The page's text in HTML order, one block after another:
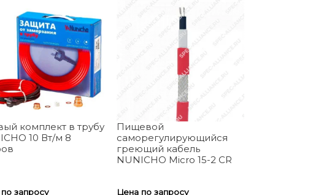
комплект в трубу
10 Вт/м 8
запросу
Пищевой
саморегулирующийся
греющий кабель
NUNICHO Micro 15-2 CR
Цена по запросу